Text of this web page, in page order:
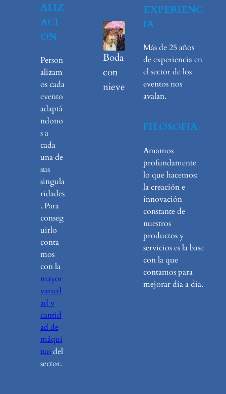
ALIZ
ACI
ON
Person
alizam
os cada
evento
adaptá
ndono
s a
cada
una de
sus
singula
ridades
. Para
conseg
uirlo
conta
mos
con la
mayor
varied
ad y
cantid
ad de
máqui
nasdel
sector.
Boda
con
nieve
EXPERIENC
IA
Más de 25 años
de experiencia en
el sector de los
eventos nos
avalan.
FILOSOFIA
Amamos
profundamente
lo que hacemos:
la creación e
innovación
constante de
nuestros
productos y
servicios es la base
con la que
contamos para
mejorar día a día.